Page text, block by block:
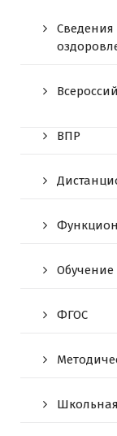
Сведения
ВПР
Обучение
ФГОС